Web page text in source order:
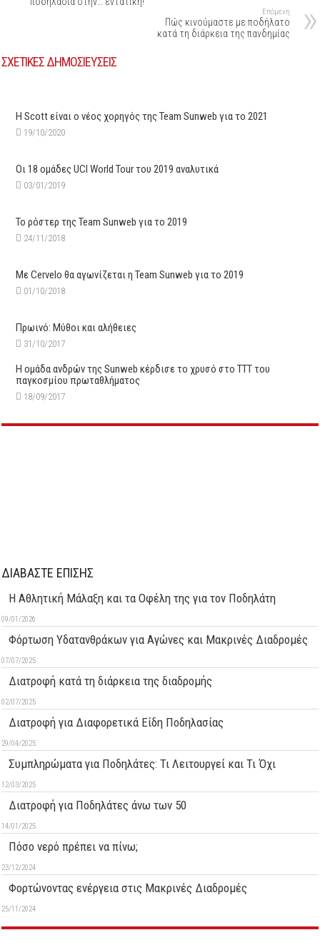
Επόμενη
Πώς κινούμαστε με ποδήλατο
κατά τη διάρκεια της πανδημίας
ΣΧΕΤΙΚΕΣ ΔΗΜΟΣΙΕΥΣΕΙΣ
Η Scott είναι ο νέος χορηγός της Team Sunweb για το 2021
19/10/2020
Οι 18 ομάδες UCI World Tour του 2019 αναλυτικά
03/01/2019
Το ρόστερ της Team Sunweb για το 2019
24/11/2018
Με Cervelo θα αγωνίζεται η Team Sunweb για το 2019
01/10/2018
Πρωινό: Μύθοι και αλήθειες
31/10/2017
Η ομάδα ανδρών της Sunweb κέρδισε το χρυσό στο ΤΤΤ του
παγκοσμίου πρωταθλήματος
18/09/2017
ΔΙΑΒΑΣΤΕ ΕΠΙΣΗΣ
Η Αθλητική Μάλαξη και τα Οφέλη της για τον Ποδηλάτη
09/01/2026
Φόρτωση Υδατανθράκων για Αγώνες και Μακρινές Διαδρομές
07/07/2025
Διατροφή κατά τη διάρκεια της διαδρομής
02/07/2025
Διατροφή για Διαφορετικά Είδη Ποδηλασίας
29/04/2025
Συμπληρώματα για Ποδηλάτες: Τι Λειτουργεί και Τι Όχι
12/03/2025
Διατροφή για Ποδηλάτες άνω των 50
14/01/2025
Πόσο νερό πρέπει να πίνω;
23/12/2024
Φορτώνοντας ενέργεια στις Μακρινές Διαδρομές
25/11/2024